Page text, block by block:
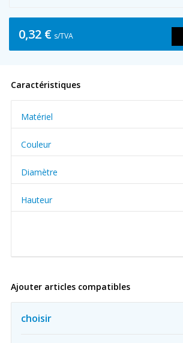
0,32 € s/TVA
Caractéristiques
Matériel
Couleur
Diamètre
Hauteur
Ajouter articles compatibles
choisir